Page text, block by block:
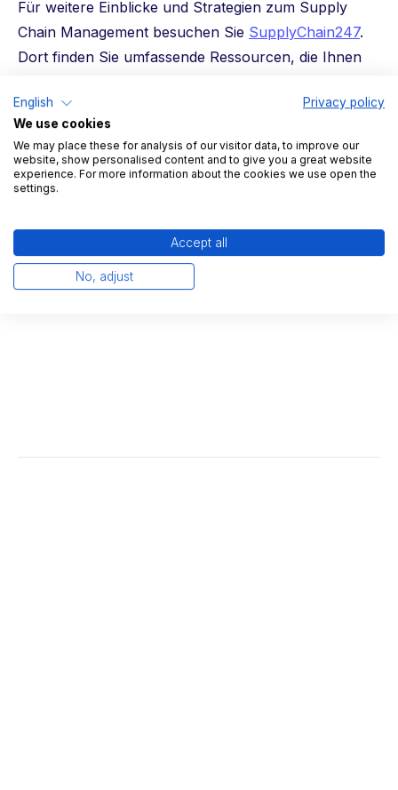
Für weitere Einblicke und Strategien zum Supply
Chain Management besuchen Sie SupplyChain247.
Dort finden Sie umfassende Ressourcen, die Ihnen
heben.
Sie wollen tiefer in die Materie eintauchen?Hier
sind ein paar interessante externe Ressourcen, die
Ihnen weitere Einblicke bieten:
Smarte Lieferketten: effizient & transparent dank
digitaler Logistik
Lead Time verkürzen: Tipps für effiziente Logistik
English
Privacy policy
We use cookies
We may place these for analysis of our visitor data, to improve our
website, show personalised content and to give you a great website
experience. For more information about the cookies we use open the
settings.
Accept all
No, adjust